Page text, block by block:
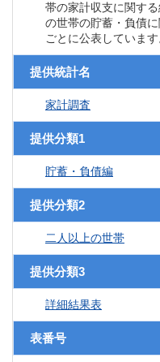
帯の家計収支に関す
の世帯の貯蓄・負債
ごとに公表しています
提供統計名
家計調査
提供分類1
貯蓄・負債編
提供分類2
二人以上の世帯
提供分類3
詳細結果表
表番号